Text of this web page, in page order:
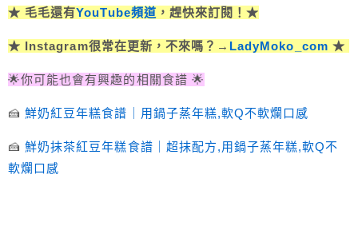
★ 毛毛還有YouTube頻道 ，趕快來訂閱！★
★ Instagram很常在更新，不來嗎？→ LadyMoko_com ★
🌟你可能也會有興趣的相關食譜 🌟
🍰鮮奶紅豆年糕食譜｜用鍋子蒸年糕,軟Q不軟爛口感
🍰鮮奶抹茶紅豆年糕食譜｜超抹配方,用鍋子蒸年糕,軟Q不
軟爛口感